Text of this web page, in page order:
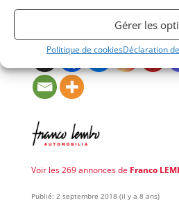
Gérer les
Politique de cookiesDéclaration
Partager cette annonce
Voir les 269 annonces de Franco
Publié: 2 septembre 2018 (il y a 8 ans)